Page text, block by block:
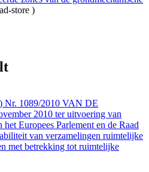
store )
1089/2010 VAN DE
2010 ter uitvoering van
Europees Parlement en de Raad
van verzamelingen ruimtelijke
met betrekking tot ruimtelijke